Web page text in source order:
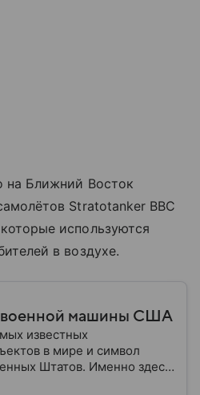
на Ближний Восток
Stratotanker ВВС
используются
в воздухе.
военной машины США
известных
в мире и символ
Штатов. Именно здесь
Министерства